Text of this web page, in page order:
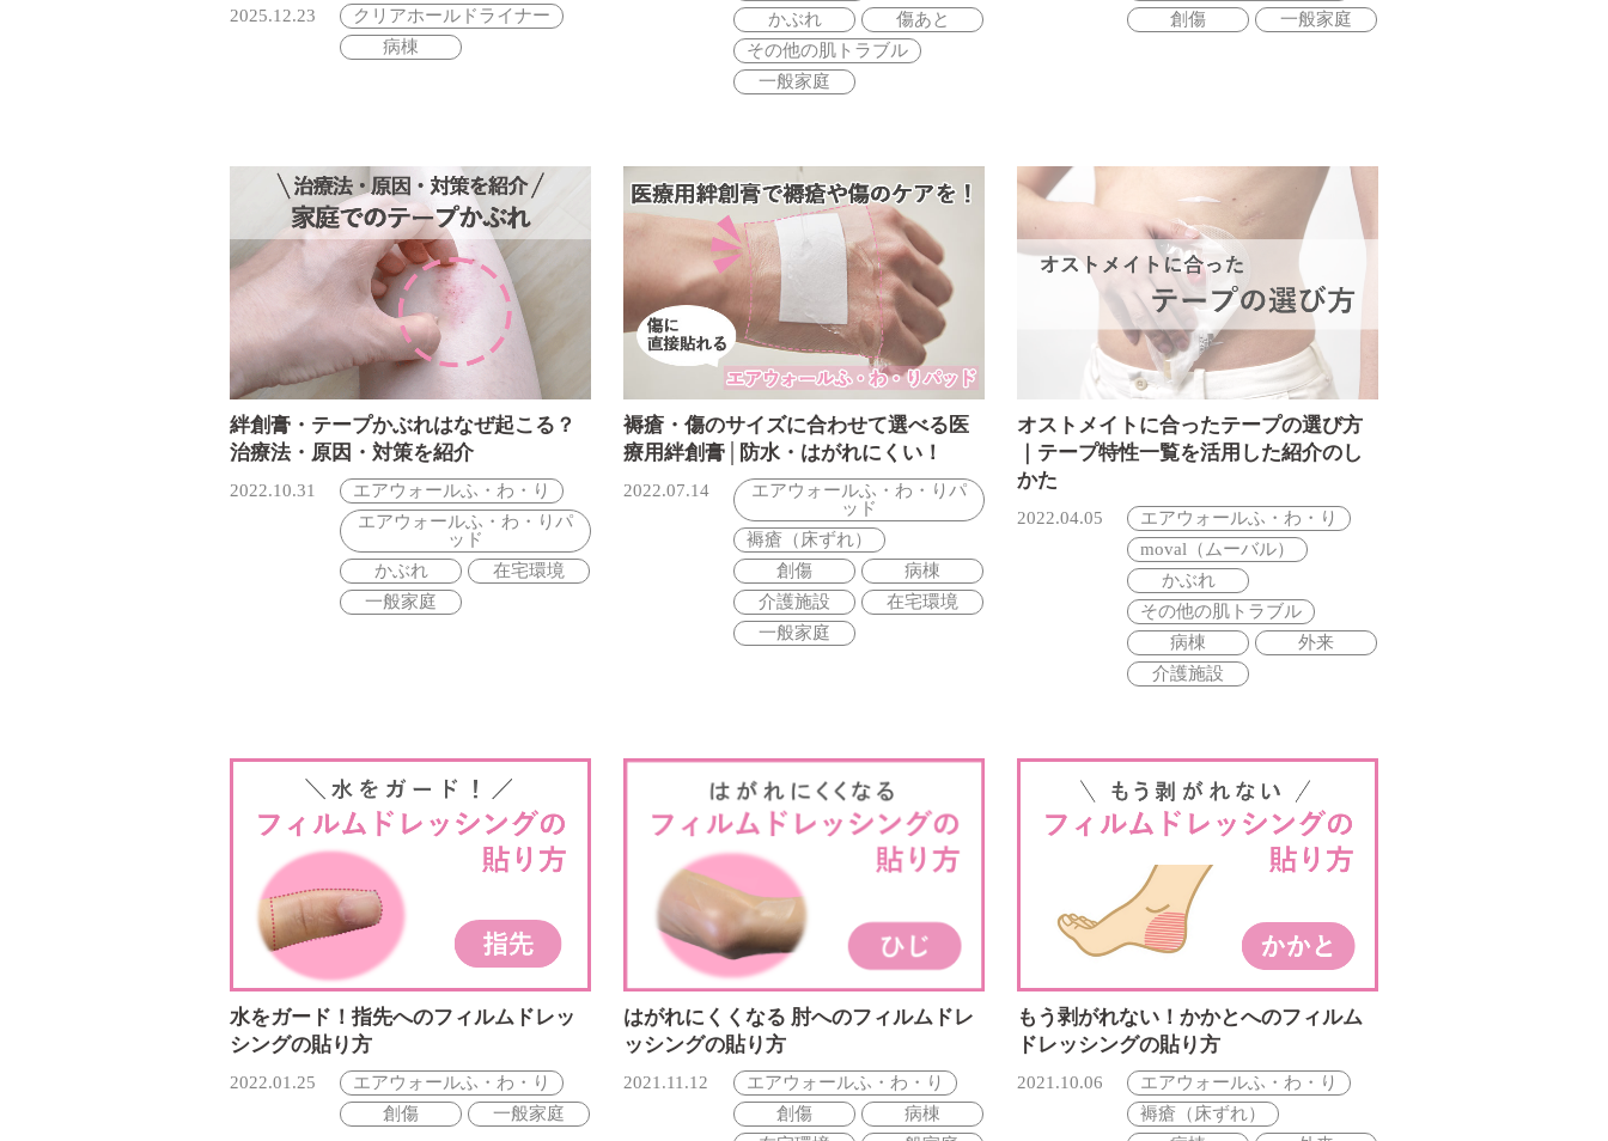
2025.12.23
クリアホールドライナー
病棟
かぶれ
傷あと
その他の肌トラブル
一般家庭
創傷
一般家庭
絆創膏・テープかぶれはなぜ起こる？
治療法・原因・対策を紹介
2022.10.31
エアウォールふ・わ・り
エアウォールふ・わ・りパ
ッド
かぶれ
在宅環境
一般家庭
褥瘡・傷のサイズに合わせて選べる医
療用絆創膏│防水・はがれにくい！
2022.07.14
エアウォールふ・わ・りパ
ッド
褥瘡（床ずれ）
創傷
病棟
介護施設
在宅環境
一般家庭
オストメイトに合ったテープの選び方
｜テープ特性一覧を活用した紹介のし
かた
2022.04.05
エアウォールふ・わ・り
moval（ムーバル）
かぶれ
その他の肌トラブル
病棟
外来
介護施設
水をガード！指先へのフィルムドレッ
シングの貼り方
2022.01.25
エアウォールふ・わ・り
創傷
一般家庭
はがれにくくなる 肘へのフィルムドレ
ッシングの貼り方
2021.11.12
エアウォールふ・わ・り
創傷
病棟
もう剥がれない！かかとへのフィルム
ドレッシングの貼り方
2021.10.06
エアウォールふ・わ・り
褥瘡（床ずれ）